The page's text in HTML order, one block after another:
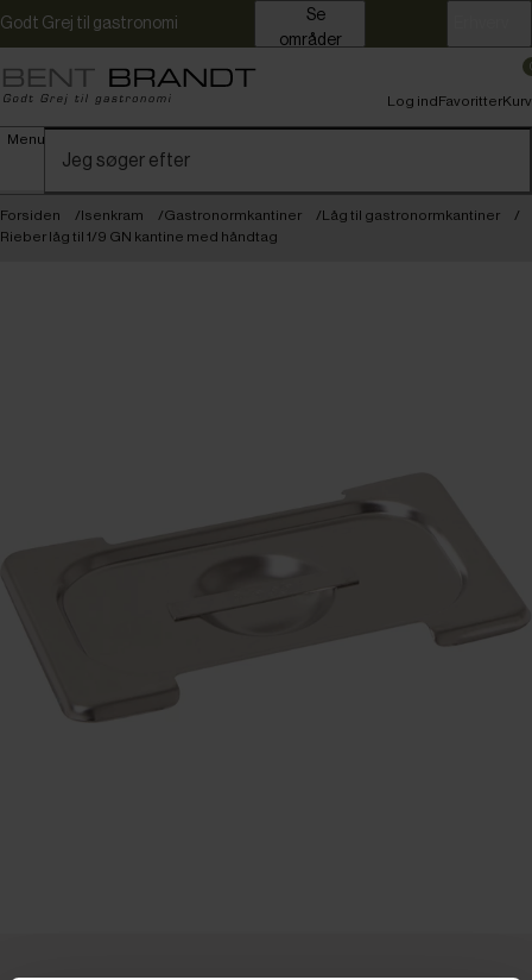
Godt Grej til gastronomi
områder
Menu
Log indFavoritterKurv
Forsiden Isenkram Gastronormkantiner
Låg til gastronormkantiner
Rieber låg til 1/9 GN kantine med håndtag